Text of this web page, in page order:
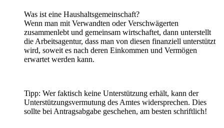
Was ist eine Haushaltsgemeinschaft?
Wenn man mit Verwandten oder Verschwägerten
zusammenlebt und gemeinsam wirtschaftet, dann unterstellt
die Arbeitsagentur, dass man von diesen finanziell unterstützt
wird, soweit es nach deren Einkommen und Vermögen
erwartet werden kann.
Tipp: Wer faktisch keine Unterstützung erhält, kann der
Unterstützungsvermutung des Amtes widersprechen. Dies
sollte bei Antragsabgabe geschehen, am besten schriftlich!